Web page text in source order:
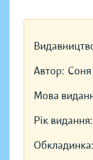
Автор:
Мова
Рік видання:
Обкладинка: